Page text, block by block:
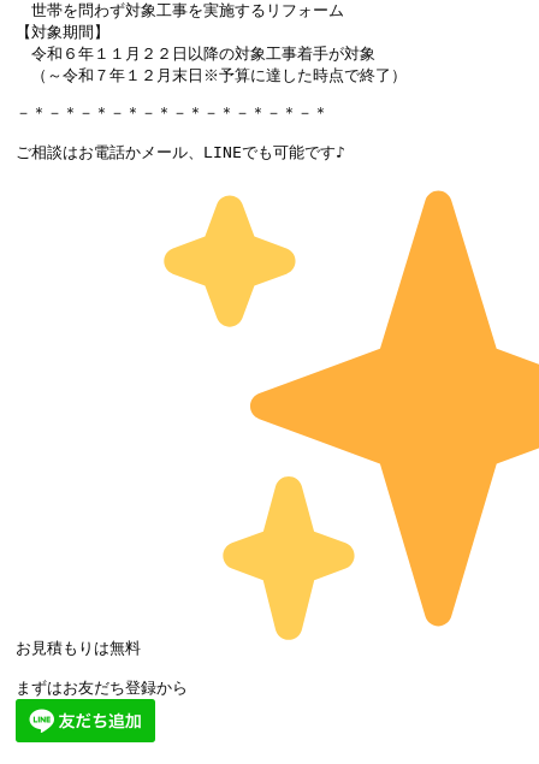
世帯を問わず対象工事を実施するリフォーム
【対象期間】
令和６年１１月２２日以降の対象工事着手が対象
（～令和７年１２月末日※予算に達した時点で終了）
－＊－＊－＊－＊－＊－＊－＊－＊－＊－＊
ご相談はお電話かメール、LINEでも可能です♪
お見積もりは無料